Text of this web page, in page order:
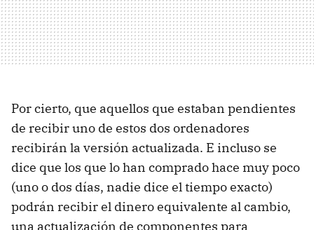
Por cierto, que aquellos que estaban pendientes
de recibir uno de estos dos ordenadores
recibirán la versión actualizada. E incluso se
dice que los que lo han comprado hace muy poco
(uno o dos días, nadie dice el tiempo exacto)
podrán recibir el dinero equivalente al cambio,
una actualización de componentes para